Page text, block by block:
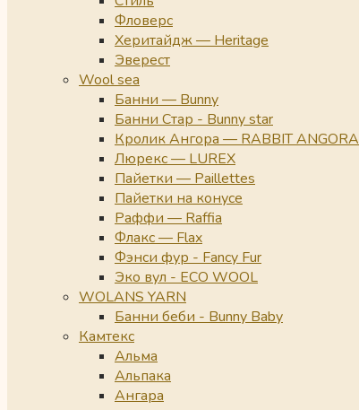
Фловерс
Херитайдж — Heritage
Эверест
Wool sea
Банни — Bunny
Банни Стар - Bunny star
Кролик Ангора — RABBIT ANGORA
Люрекс — LUREX
Пайетки — Paillettes
Пайетки на конусе
Раффи — Raffia
Флакс — Flax
Фэнси фур - Fancy Fur
Эко вул - ECO WOOL
WOLANS YARN
Банни беби - Bunny Baby
Камтекс
Альма
Альпака
Ангара